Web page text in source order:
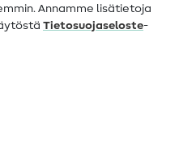
Annamme lisätietoja
Tietosuojaseloste-